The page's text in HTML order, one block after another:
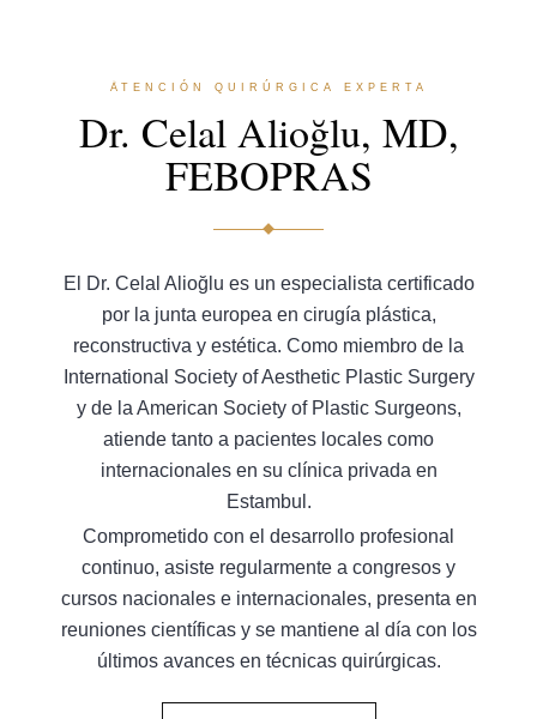
ATENCIÓN QUIRÚRGICA EXPERTA
Dr. Celal Alioğlu, MD,
FEBOPRAS
El Dr. Celal Alioğlu es un especialista certificado
por la junta europea en cirugía plástica,
reconstructiva y estética. Como miembro de la
International Society of Aesthetic Plastic Surgery
y de la American Society of Plastic Surgeons,
atiende tanto a pacientes locales como
internacionales en su clínica privada en
Estambul.
Comprometido con el desarrollo profesional
continuo, asiste regularmente a congresos y
cursos nacionales e internacionales, presenta en
reuniones científicas y se mantiene al día con los
últimos avances en técnicas quirúrgicas.